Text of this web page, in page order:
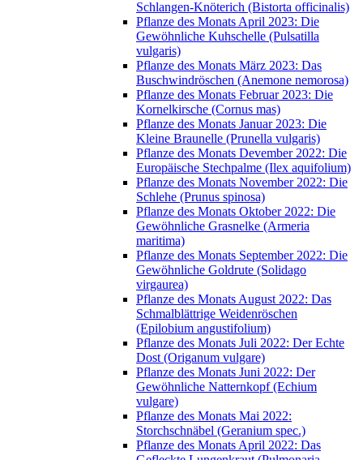
Schlangen-Knöterich (Bistorta officinalis)
Pflanze des Monats April 2023: Die
Gewöhnliche Kuhschelle (Pulsatilla
vulgaris)
Pflanze des Monats März 2023: Das
Buschwindröschen (Anemone nemorosa)
Pflanze des Monats Februar 2023: Die
Kornelkirsche (Cornus mas)
Pflanze des Monats Januar 2023: Die
Kleine Braunelle (Prunella vulgaris)
Pflanze des Monats Devember 2022: Die
Europäische Stechpalme (Ilex aquifolium)
Pflanze des Monats November 2022: Die
Schlehe (Prunus spinosa)
Pflanze des Monats Oktober 2022: Die
Gewöhnliche Grasnelke (Armeria
maritima)
Pflanze des Monats September 2022: Die
Gewöhnliche Goldrute (Solidago
virgaurea)
Pflanze des Monats August 2022: Das
Schmalblättrige Weidenröschen
(Epilobium angustifolium)
Pflanze des Monats Juli 2022: Der Echte
Dost (Origanum vulgare)
Pflanze des Monats Juni 2022: Der
Gewöhnliche Natternkopf (Echium
vulgare)
Pflanze des Monats Mai 2022:
Storchschnäbel (Geranium spec.)
Pflanze des Monats April 2022: Das